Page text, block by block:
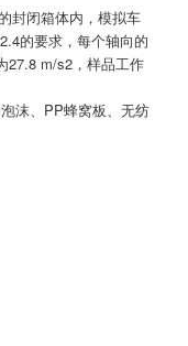
封闭箱体内，模拟车
的要求，每个轴向的
27.8 m/s2，样品工作
沫、PP蜂窝板、无纺